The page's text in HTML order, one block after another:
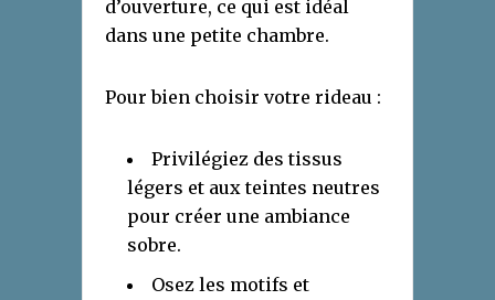
d’ouverture, ce qui est idéal
dans une petite chambre.
Pour bien choisir votre rideau :
Privilégiez des tissus
légers et aux teintes neutres
pour créer une ambiance
sobre.
Osez les motifs et